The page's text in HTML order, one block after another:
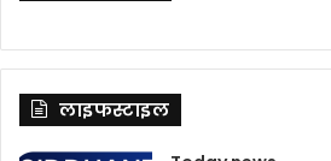
लाइफस्टाइल